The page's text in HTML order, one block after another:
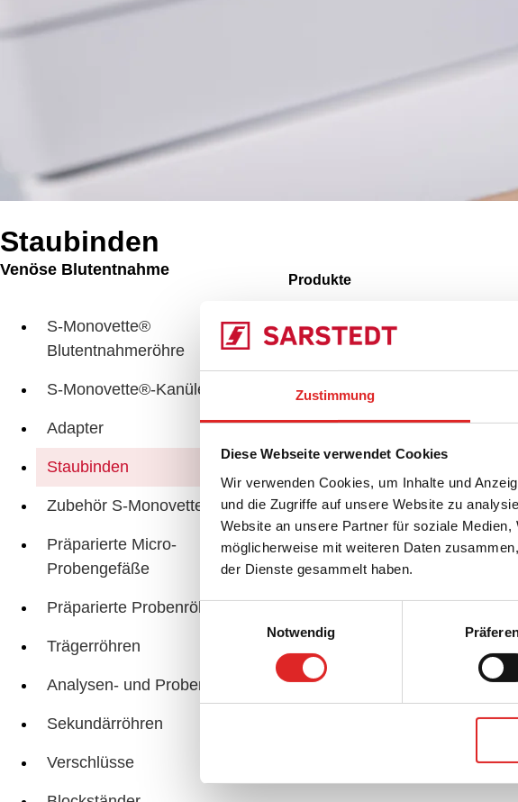
Zustimmung
Diese Webseite verwendet Cookies
Wir verwenden Cookies, um Inhalte und
und die Zugriffe auf unsere Website zu
Website an unsere Partner für soziale
möglicherweise mit weiteren Daten
der Dienste gesammelt haben.
Einwilligungsauswahl
Notwendig
Staubinden
Venöse Blutentnahme
S-Monovette®
Blutentnahmeröhre
S-Monovette®-Kanülen
Adapter
Staubinden
Zubehör S-Monovette®
Präparierte Micro-
Probengefäße
Präparierte Probenröhren
Trägerröhren
Analysen- und Probengefäße
Sekundärröhren
Verschlüsse
Produkte
Ein-Patienten-
Einweg-Staubinde
Zubehör für